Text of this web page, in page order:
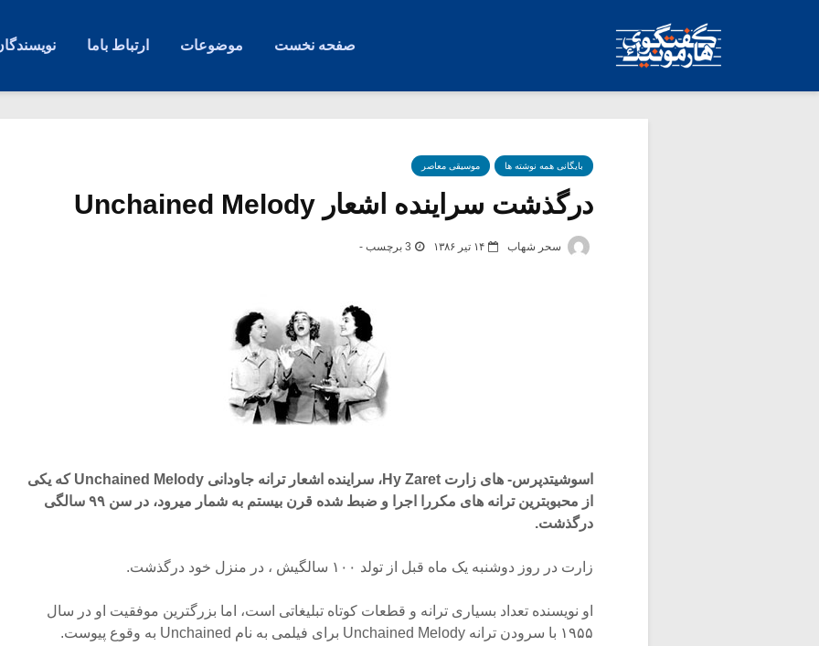
صفحه نخست موضوعات ارتباط باما
بایگانی همه نوشته ها موسیقی معاصر
درگذشت سراینده اشعار Unchained Melody
سحر شهاب ۱۴ تیر ۱۳۸۶ 3 برچسب -
اسوشیتدپرس- های زارت Hy Zaret، سراینده اشعار ترانه جاودانی Unchained Melody که یکی
از محبوبترین ترانه های مکررا اجرا و ضبط شده قرن بیستم به شمار میرود، در سن ۹۹ سالگی
درگذشت.
زارت در روز دوشنبه یک ماه قبل از تولد ۱۰۰ سالگیش ، در منزل خود درگذشت.
او نویسنده تعداد بسیاری ترانه و قطعات کوتاه تبلیغاتی است، اما بزرگترین موفقیت او در سال
۱۹۵۵ با سرودن ترانه Unchained Melody برای فیلمی به نام Unchained به وقوع پیوست.